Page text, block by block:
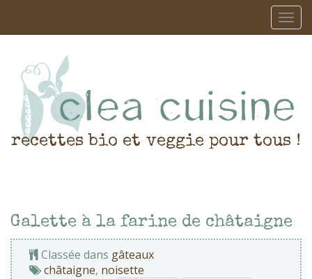
recettes bio et veggie pour tous !
Galette à la farine de châtaigne
Classée dans gâteaux
châtaigne, noisette